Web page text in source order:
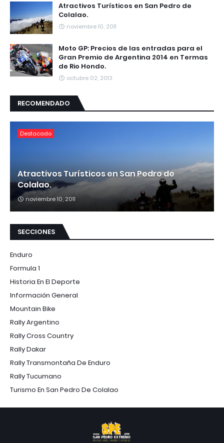
Atractivos Turísticos en San Pedro de
Colalao.
noviembre 10, 2011
Moto GP: Precios de las entradas para el
Gran Premio de Argentina 2014 en Termas
de Rio Hondo.
octubre 02, 2013
RECOMENDADO
Destacado
Atractivos Turísticos en San Pedro de
Colalao.
noviembre 10, 2011
SECCIONES
Enduro
Formula 1
Historia En El Deporte
Información General
Mountain Bike
Rally Argentino
Rally Cross Country
Rally Dakar
Rally Transmontaña De Enduro
Rally Tucumano
Turismo En San Pedro De Colalao